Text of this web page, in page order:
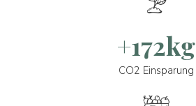
+172kg
CO2 Einsparung